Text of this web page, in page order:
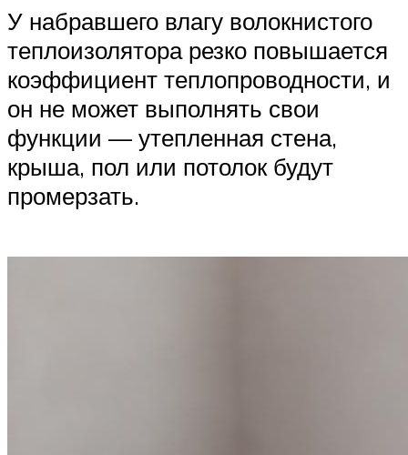
У набравшего влагу волокнистого
теплоизолятора резко повышается
коэффициент теплопроводности, и
он не может выполнять свои
функции — утепленная стена,
крыша, пол или потолок будут
промерзать.